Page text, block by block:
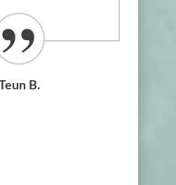
Teun B.